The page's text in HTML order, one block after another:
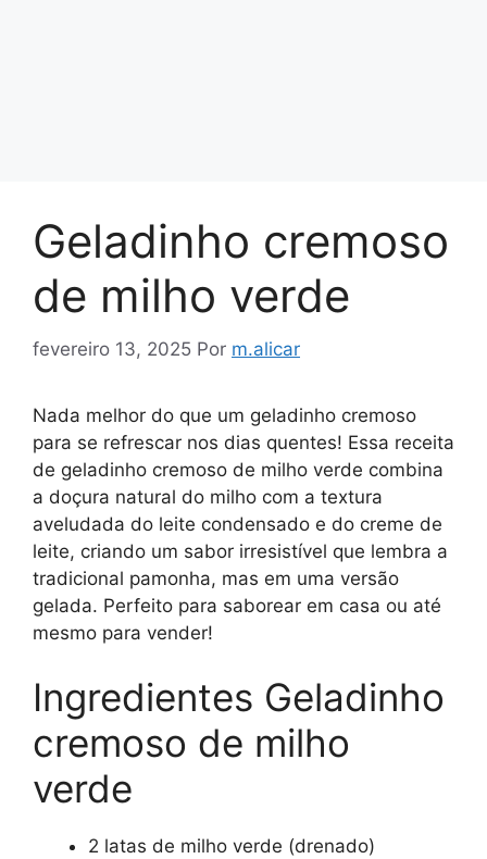
Geladinho cremoso
de milho verde
fevereiro 13, 2025 Por m.alicar
Nada melhor do que um geladinho cremoso
para se refrescar nos dias quentes! Essa receita
de geladinho cremoso de milho verde combina
a doçura natural do milho com a textura
aveludada do leite condensado e do creme de
leite, criando um sabor irresistível que lembra a
tradicional pamonha, mas em uma versão
gelada. Perfeito para saborear em casa ou até
mesmo para vender!
Ingredientes Geladinho
cremoso de milho
verde
2 latas de milho verde (drenado)